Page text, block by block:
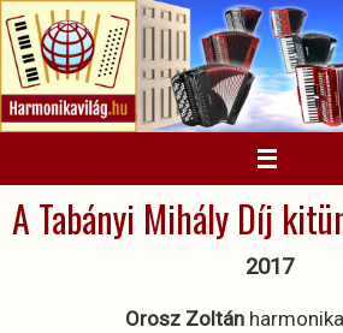
Megszakítás
A Tabányi Mihály Díj
2017
Orosz Zoltán